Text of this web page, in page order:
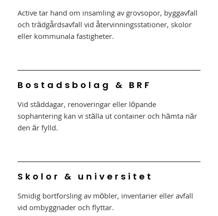
Active tar hand om insamling av grovsopor, byggavfall
och trädgårdsavfall vid återvinningsstationer, skolor
eller kommunala fastigheter.
Bostadsbolag & BRF
Vid städdagar, renoveringar eller löpande
sophantering kan vi ställa ut container och hämta när
den är fylld.
Skolor & universitet
Smidig bortforsling av möbler, inventarier eller avfall
vid ombyggnader och flyttar.